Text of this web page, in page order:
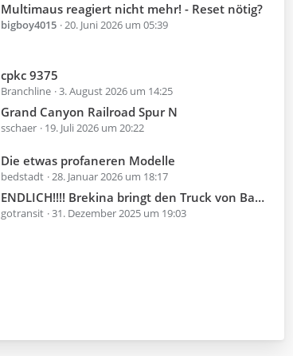
Multimaus reagiert nicht mehr! - Reset nötig?
bigboy4015 20. Juni 2026 um 05:39
cpkc 9375
Branchline 3. August 2026 um 14:25
Grand Canyon Railroad Spur N
sschaer 19. Juli 2026 um 20:22
Die etwas profaneren Modelle
bedstadt 28. Januar 2026 um 18:17
ENDLICH!!!! Brekina bringt den Truck von Bandit und Snowman
gotransit 31. Dezember 2025 um 19:03